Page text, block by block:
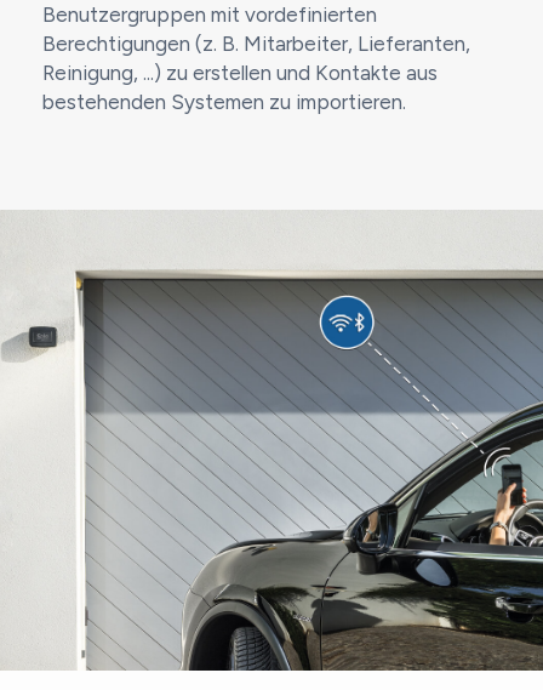
Benutzergruppen mit vordefinierten
Berechtigungen (z. B. Mitarbeiter, Lieferanten,
Reinigung, ...) zu erstellen und Kontakte aus
bestehenden Systemen zu importieren.